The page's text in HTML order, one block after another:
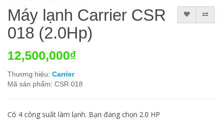
Máy lạnh Carrier CSR
018 (2.0Hp)
12,500,000₫
Thương hiệu: Carrier
Mã sản phẩm: CSR 018
Có 4 công suất làm lạnh. Bạn đang chọn 2.0 HP